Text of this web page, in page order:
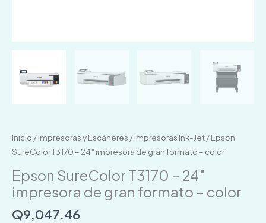
Inicio /Impresoras y Escáneres /Impresoras Ink-Jet/ Epson
SureColor T3170 – 24″ impresora de gran formato – color
Epson SureColor T3170 – 24″
impresora de gran formato – color
Q9,047.46